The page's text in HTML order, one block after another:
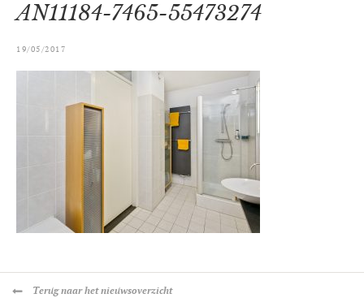
AN11184-7465-55473274
19/05/2017
Terugnaar het nieuwsoverzicht